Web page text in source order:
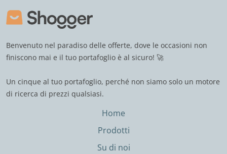
Benvenuto nel paradiso delle offerte, dove le occasioni non
finiscono mai e il tuo portafoglio è al sicuro! 🚀
Un cinque al tuo portafoglio, perché non siamo solo un motore
di ricerca di prezzi qualsiasi.
Home
Prodotti
Su di noi